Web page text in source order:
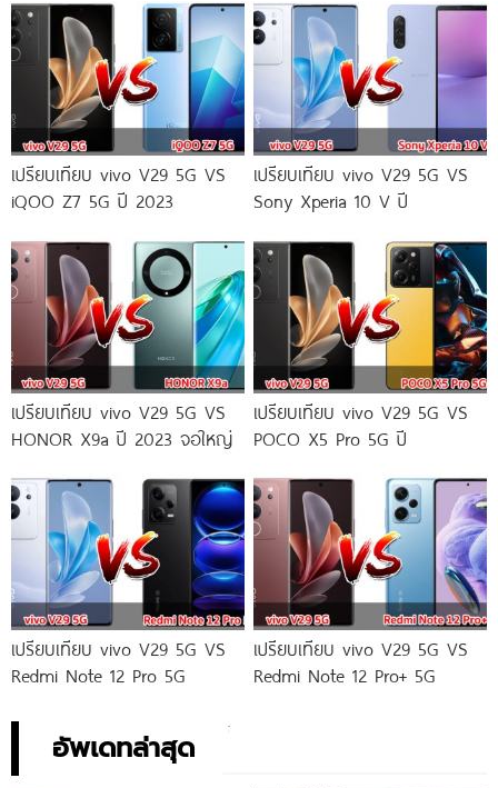
เปรียบเทียบ vivo V29 5G VS
iQOO Z7 5G ปี 2023
เปรียบเทียบ vivo V29 5G VS
Sony Xperia 10 V ปี
เปรียบเทียบ vivo V29 5G VS
HONOR X9a ปี 2023 จอใหญ่
เปรียบเทียบ vivo V29 5G VS
POCO X5 Pro 5G ปี
เปรียบเทียบ vivo V29 5G VS
Redmi Note 12 Pro 5G
เปรียบเทียบ vivo V29 5G VS
Redmi Note 12 Pro+ 5G
อัพเดทล่าสุด